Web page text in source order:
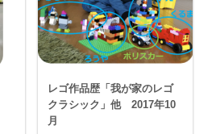
レゴ作品歴「我が家のレゴ
クラシック」他 2017年10
月